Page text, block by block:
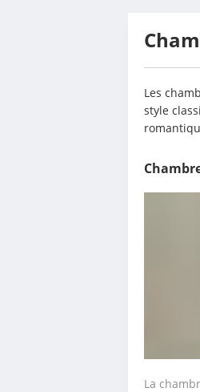
Les
style
La